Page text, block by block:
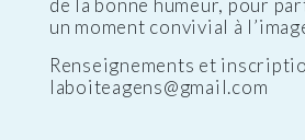
un moment convivial à
Renseignements et
laboiteagens@gmail.com